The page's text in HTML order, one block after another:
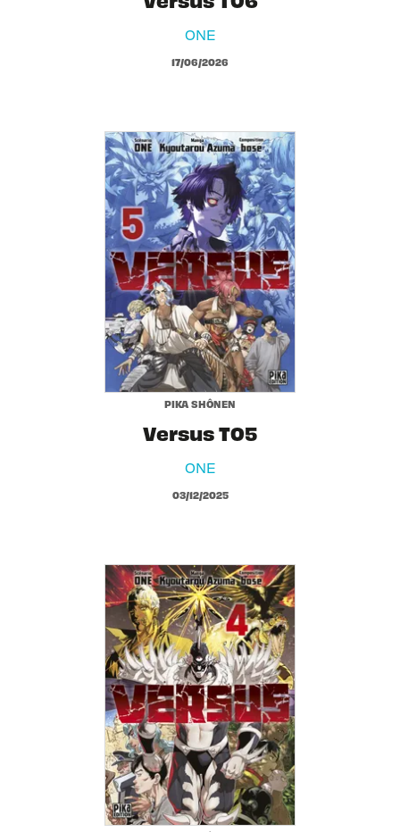
ONE
17/06/2026
PIKA SHÔNEN
Versus T05
ONE
03/12/2025